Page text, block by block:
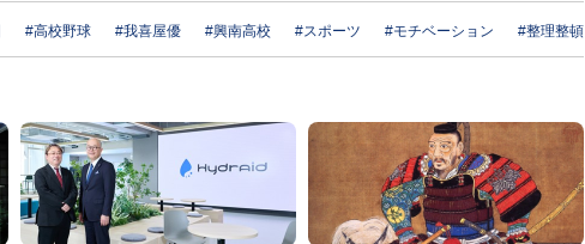
#高校野球 #我喜屋優 #興南高校 #スポーツ #モチベーション #整理整頓